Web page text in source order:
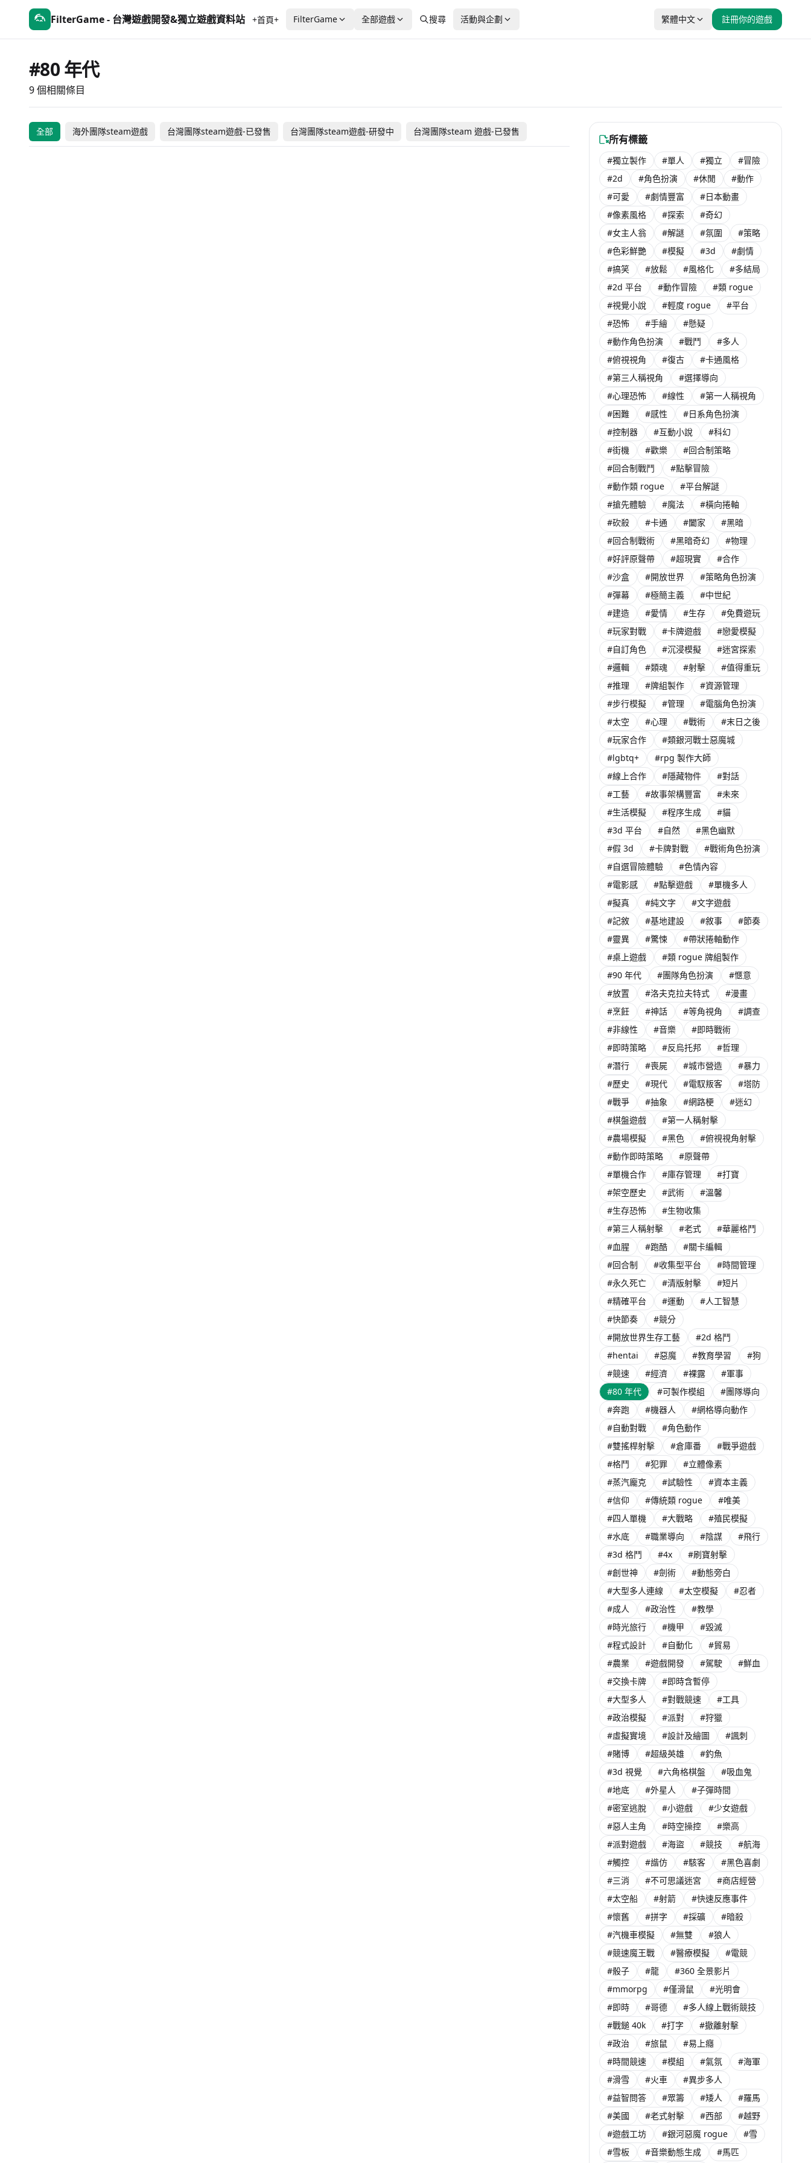
FilterGame - 台灣遊戲開發&獨立遊戲資料站 +首頁+ FilterGame 全部遊戲 搜尋 活動與企劃 繁體中文 註冊你的遊戲
#80 年代
9 個相關條目
全部 海外團隊steam遊戲 台灣團隊steam遊戲-已發售 台灣團隊steam遊戲-研發中 台灣團隊steam 遊戲-已發售
ネコパワー！やちよ 一九八九千山門 Backrooms 0
わけ
游戏大对决
所有標籤
#獨立製作 #單人 #獨立
#冒險
#2d
#角色扮演 #休閒
#動作
#可愛
#劇情豐富
#日本動畫
#像素風格
#探索
#奇幻
#女主人翁
#解謎 #氛圍
#策略
#色彩鮮艷
#模擬 #3d
#劇情
#搞笑
#放鬆 #風格化
#多結局
#2d 平台
#動作冒險
#類 rogue
#視覺小說
#輕度 rogue
#平台
#恐怖
#手繪
#懸疑
#動作角色扮演
#戰鬥
#多人
#俯視視角
#復古
#卡通風格
#第三人稱視角
#選擇導向
#心理恐怖
#線性
#第一人稱視角
#困難
#感性
#日系角色扮演
#控制器
#互動小說
#科幻
#街機
#歡樂
#回合制策略
#回合制戰鬥
#點擊冒險
#動作類 rogue
#平台解謎
#搶先體驗
#魔法
#橫向捲軸
#砍殺
#卡通 #闔家
#黑暗
#回合制戰術
#黑暗奇幻
#物理
#好評原聲帶
#超現實
#合作
#沙盒
#開放世界
#策略角色扮演
#彈幕
#極簡主義
#中世紀
#建造
#愛情 #生存
#免費遊玩
#玩家對戰
#卡牌遊戲
#戀愛模擬
#自訂角色
#沉浸模擬
#迷宮探索
#邏輯
#類魂 #射擊
#值得重玩
#推理
#牌組製作
#資源管理
#步行模擬
#管理
#電腦角色扮演
#太空
#心理 #戰術
#末日之後
#玩家合作
#類銀河戰士惡魔城
#lgbtq+
#rpg 製作大師
#線上合作
#隱藏物件
#對話
#工藝
#故事架構豐富
#未來
#生活模擬
#程序生成
#貓
#3d 平台
#自然
#黑色幽默
#假 3d
#卡牌對戰
#戰術角色扮演
#自選冒險體驗
#色情內容
#電影感
#點擊遊戲
#單機多人
#擬真
#純文字
#文字遊戲
#記敘
#基地建設 #敘事
#節奏
#靈異
#驚悚
#帶狀捲軸動作
#桌上遊戲
#類 rogue 牌組製作
#90 年代
#團隊角色扮演
#愜意
#放置
#洛夫克拉夫特式
#漫畫
#烹飪
#神話 #等角視角
#調查
#非線性
#音樂
#即時戰術
#即時策略
#反烏托邦
#哲理
#潛行
#喪屍 #城市營造
#暴力
#歷史
#現代 #電馭叛客
#塔防
#戰爭
#抽象 #網路梗
#迷幻
#棋盤遊戲
#第一人稱射擊
#農場模擬
#黑色
#俯視視角射擊
#動作即時策略
#原聲帶
#單機合作
#庫存管理
#打寶
#架空歷史
#武術
#溫馨
#生存恐怖
#生物收集
#第三人稱射擊
#老式
#華麗格鬥
#血腥
#跑酷
#關卡編輯
#回合制
#收集型平台
#時間管理
#永久死亡
#清版射擊
#短片
#精確平台
#運動
#人工智慧
#快節奏
#競分
#開放世界生存工藝
#2d 格鬥
#hentai
#惡魔 #教育學習
#狗
#競速
#經濟 #裸露
#軍事
#80 年代
#可製作模組
#團隊導向
#奔跑
#機器人
#網格導向動作
#自動對戰
#角色動作
#雙搖桿射擊
#倉庫番
#戰爭遊戲
#格鬥
#犯罪
#立體像素
#蒸汽龐克
#試驗性
#資本主義
#信仰
#傳統類 rogue
#唯美
#四人單機
#大戰略
#殖民模擬
#水底
#職業導向 #陰謀
#飛行
#3d 格鬥
#4x
#刷寶射擊
#創世神
#劍術
#動態旁白
#大型多人連線
#太空模擬
#忍者
#成人
#政治性
#教學
#時光旅行
#機甲
#毀滅
#程式設計
#自動化
#貿易
#農業
#遊戲開發 #駕駛
#鮮血
#交換卡牌
#即時含暫停
#大型多人
#對戰競速
#工具
#政治模擬
#派對
#狩獵
#虛擬實境
#設計及繪圖
#諷刺
#賭博
#超級英雄
#釣魚
#3d 視覺
#六角格棋盤
#吸血鬼
#地底
#外星人
#子彈時間
#密室逃脫
#小遊戲
#少女遊戲
#惡人主角
#時空操控
#樂高
#派對遊戲
#海盜 #競技
#航海
#觸控
#諧仿 #駭客
#黑色喜劇
#三消
#不可思議迷宮
#商店經營
#太空船
#射箭
#快速反應事件
#懷舊
#拼字 #採礦
#暗殺
#汽機車模擬
#無雙
#狼人
#競速魔王戰
#醫療模擬
#電競
#骰子
#龍
#360 全景影片
#mmorpg
#僅滑鼠
#光明會
#即時
#哥德
#多人線上戰術競技
#戰鎚 40k
#打字
#撤離射擊
#政治
#旅鼠
#易上癮
#時間競速
#模組 #氣氛
#海軍
#滑雪
#火車
#異步多人
#益智問答
#眾籌 #矮人
#羅馬
#美國
#老式射擊 #西部
#越野
#遊戲工坊
#銀河惡魔 rogue
#雪
#雪板
#音樂動態生成 #馬匹